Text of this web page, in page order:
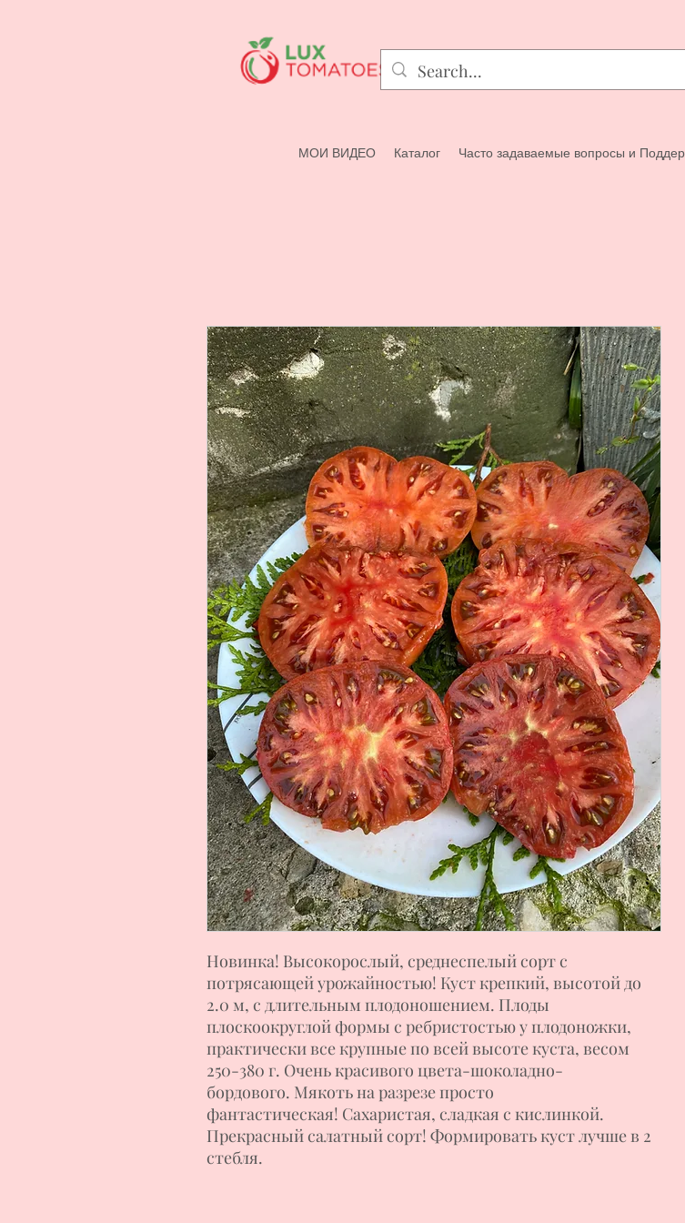
МОИ ВИДЕО Каталог Часто задаваемые вопросы и
Новинка! Высокорослый, среднеспелый сорт с
потрясающей урожайностью! Куст крепкий, высотой до
2.0 м, с длительным плодоношением. Плоды
плоскоокруглой формы с ребристостью у плодоножки,
практически все крупные по всей высоте куста, весом
250-380 г. Очень красивого цвета-шоколадно-
бордового. Мякоть на разрезе просто
фантастическая! Сахаристая, сладкая с кислинкой.
Прекрасный салатный сорт! Формировать куст лучше в 2
стебля.